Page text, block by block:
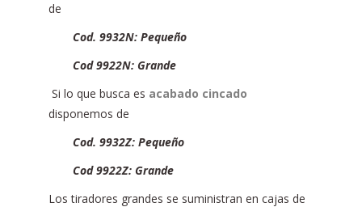
de
Cod. 9932N: Pequeño
Cod 9922N: Grande
Si lo que busca es acabado cincado
disponemos de
Cod. 9932Z: Pequeño
Cod 9922Z: Grande
Los tiradores grandes se suministran en cajas de